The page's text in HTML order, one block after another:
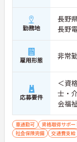
勤務地
長野
長野
雇用形態 非常
応募要件
＜資
士・
会福
免許
車通勤可 資格取得サポー
社会保険完備
交通費支給